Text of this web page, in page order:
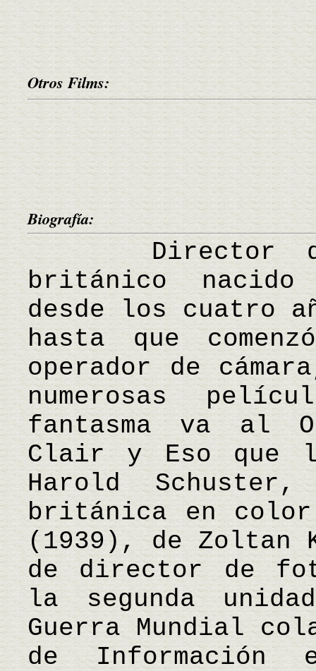
Otros Films:
Biografía:
Director de
británico nacido
desde los cuatro
hasta que
operador de
numerosas
fantasma va al
Clair y Eso que
Harold
británica en
(1939), de Zoltan
de director de
la segunda
Guerra Mundial
de